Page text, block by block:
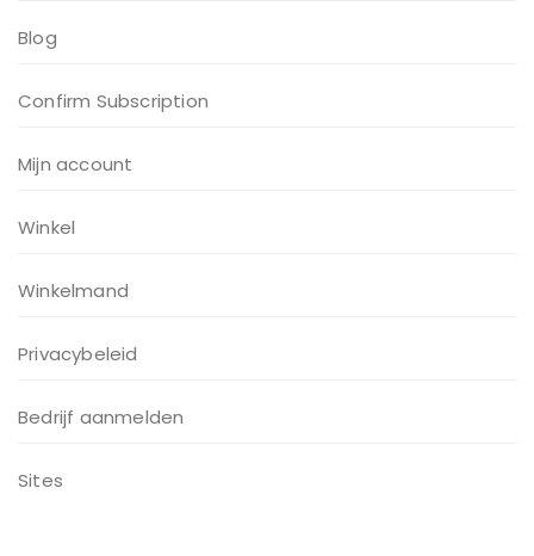
Blog
Confirm Subscription
Mijn account
Winkel
Winkelmand
Privacybeleid
Bedrijf aanmelden
Sites